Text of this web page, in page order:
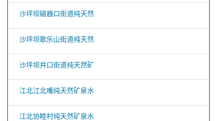
沙坪坝磁器口街道纯天然
沙坪坝歌乐山街道纯天然
沙坪坝井口街道纯天然矿
江北江北嘴纯天然矿泉水
江北协睦村纯天然矿泉水